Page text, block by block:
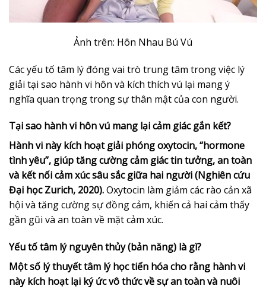
Ảnh trên: Hôn Nhau Bú Vú
Các yếu tố tâm lý đóng vai trò trung tâm trong việc lý
giải tại sao hành vi hôn và kích thích vú lại mang ý
nghĩa quan trọng trong sự thân mật của con người.
Tại sao hành vi hôn vú mang lại cảm giác gắn kết?
Hành vi này kích hoạt giải phóng oxytocin, “hormone
tình yêu”, giúp tăng cường cảm giác tin tưởng, an toàn
và kết nối cảm xúc sâu sắc giữa hai người (Nghiên cứu
Đại học Zurich, 2020).Oxytocin làm giảm các rào cản xã
hội và tăng cường sự đồng cảm, khiến cả hai cảm thấy
gần gũi và an toàn về mặt cảm xúc.
Yếu tố tâm lý nguyên thủy (bản năng) là gì?
Một số lý thuyết tâm lý học tiến hóa cho rằng hành vi
này kích hoạt lại ký ức vô thức về sự an toàn và nuôi